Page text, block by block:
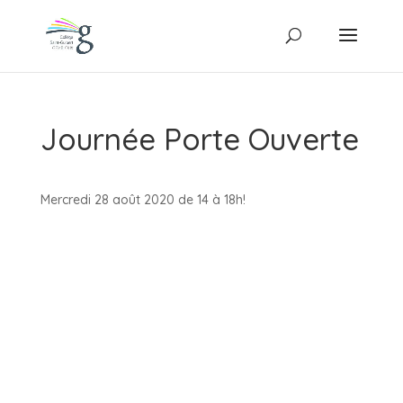
Journée Porte Ouverte
Mercredi 28 août 2020 de 14 à 18h!